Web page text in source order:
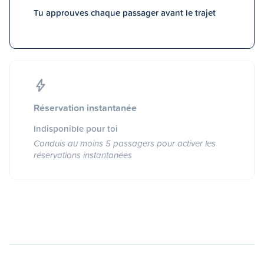
Tu approuves chaque passager avant le trajet
Réservation instantanée
Indisponible pour toi
Conduis au moins 5 passagers pour activer les
réservations instantanées